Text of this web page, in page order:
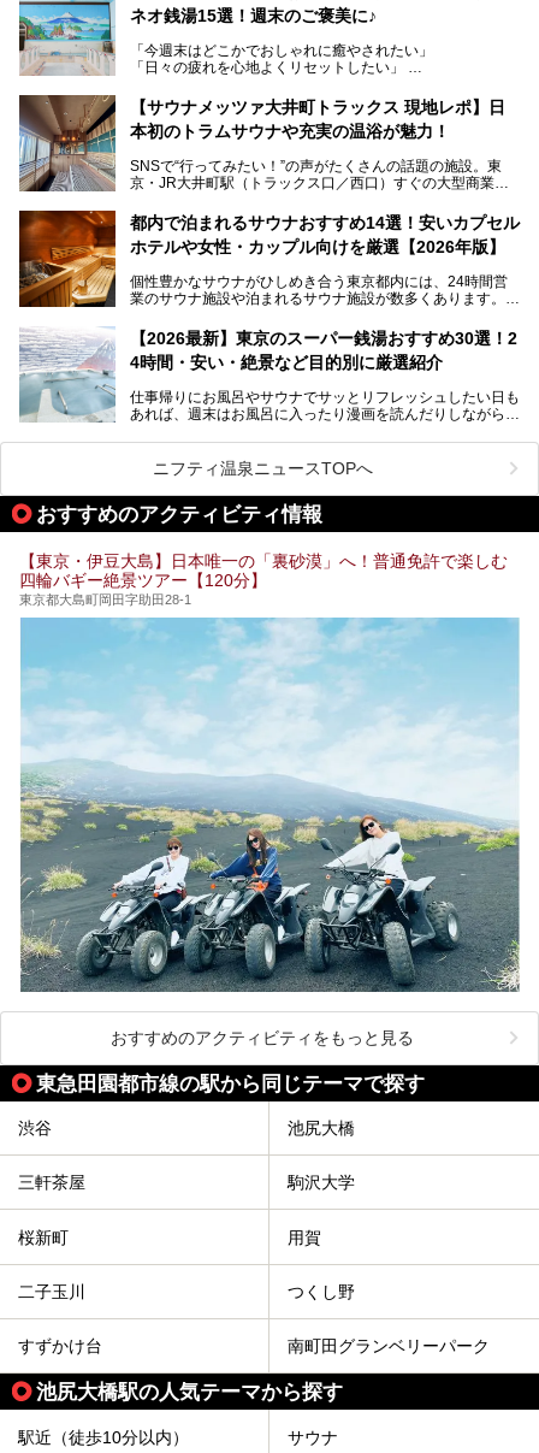
る、今の時代の"銭湯"として生まれ変わりました。洞窟のよ
ビアバーなど、新しく登場したスポットも併せて紹介しま
す。充実した設備があるのに、基本の入浴料が銭湯価格の5
ネオ銭湯15選！週末のご褒美に♪
「今週末はどこかでおしゃれに癒やされたい」
「日々の疲れを心地よくリセットしたい」
となっている新しいスタイルの銭湯です。
最近、SNSやメディアで「デザイナーズ銭湯」や「ネオ銭
本記事では、そもそもこれらがどんな銭湯なのか、その気に
いおしゃれな名店15選を、おすすめの順番で一挙にご紹介
します。
【サウナメッツァ大井町トラックス 現地レポ】日
本初のトラムサウナや充実の温浴が魅力！
SNSで“行ってみたい！”の声がたくさんの話題の施設。東
京・JR大井町駅（トラックス口／西口）すぐの大型商業施
ツァ大井町トラックス」がニューオープン。施設の様子をレ
ポ―トします。
都内で泊まれるサウナおすすめ14選！安いカプセル
ホテルや女性・カップル向けを厳選【2026年版】
個性豊かなサウナがひしめき合う東京都内には、24時間営
業のサウナ施設や泊まれるサウナ施設が数多くあります。
を旅の目的とする「サ旅」や自分へのご褒美のための宿泊な
ど、自分の好きなタイミングで好きなだけサ活ができるのが
魅力です。
最近では、男性専用施設だけでなく、カップルや女性に嬉し
い個室サウナも増えてきました。
ら、特におすすめしたい施設14選をご紹介します。
してみてください。
【2026最新】東京のスーパー銭湯おすすめ30選！2
4時間・安い・絶景など目的別に厳選紹介
仕事帰りにお風呂やサウナでサッとリフレッシュしたい日も
あれば、週末はお風呂に入ったり漫画を読んだりしながら一
また、終電を逃してしまい、「このまま朝までゆっくりでき
る場所があれば」と探した経験がある人も多いのではないで
しょうか。
そこで本記事では、東京でおすすめのスーパー銭湯を、目的
24時間営業で宿泊できる施設や、1,000円以下で楽しめる安
い施設、デートや休日レジャーにもぴったりなエンタメ要素
が充実した施設など、利用のシーンに合わせて参考にしてく
ださい。
ニフティ温泉ニュースTOPへ
おすすめのアクティビティ情報
【東京・伊豆大島】日本唯一の「裏砂漠」へ！普通免許で楽しむ
四輪バギー絶景ツアー【120分】
東京都大島町岡田字助田28-1
おすすめのアクティビティをもっと見る
東急田園都市線の駅から同じテーマで探す
渋谷 池尻大橋
三軒茶屋 駒沢大学
桜新町 用賀
二子玉川 つくし野
すずかけ台 南町田グランベリーパーク
池尻大橋駅の人気テーマから探す
駅近（徒歩10分以内） サウナ